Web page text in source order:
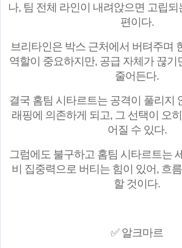
나, 팀 전체 라인이 내려앉으면 고립
편이다.
브리타인은 박스 근처에서 버텨주며
역할이 중요하지만, 공급 자체가 끊기
줄어든다.
결국 홈팀 시타르트는 공격이 풀리지
래핑에 의존하게 되고, 그 선택이 오
어질 수 있다.
그럼에도 불구하고 홈팀 시타르트는
비 집중력으로 버티는 힘이 있어, 흐
할 것이다.
✅ 알크마르